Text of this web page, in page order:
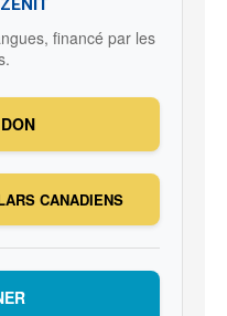
financé par les
CANADIENS